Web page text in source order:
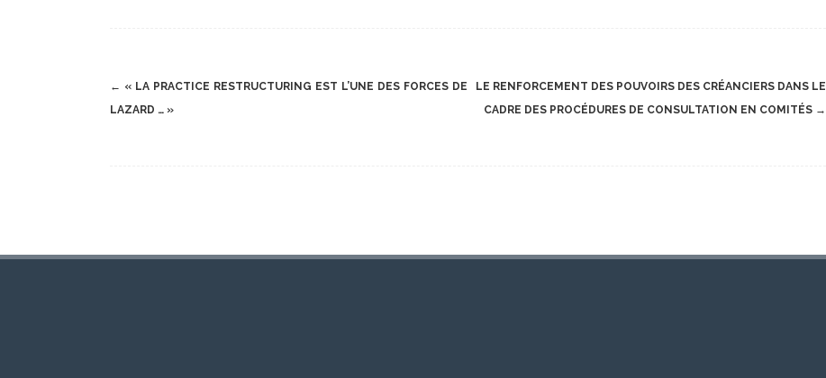
Post
navigation
← « LA PRACTICE RESTRUCTURING EST L’UNE DES FORCES DE
LAZARD … »
LE RENFORCEMENT DES POUVOIRS DES CRÉANCIERS DANS LE
CADRE DES PROCÉDURES DE CONSULTATION EN COMITÉS →